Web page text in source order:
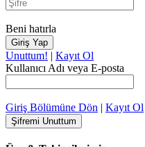
Beni hatırla
Unuttum! | Kayıt Ol
Kullanıcı Adı veya E-posta
Giriş Bölümüne Dön | Kayıt Ol